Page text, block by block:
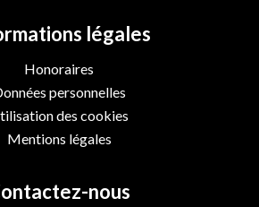
légales
Honoraires
personnelles
des cookies
Mentions légales
nous